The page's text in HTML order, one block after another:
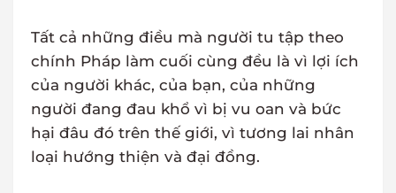
Tất cả những điều mà người tu tập theo
chính Pháp làm cuối cùng đều là vì lợi ích
của người khác, của bạn, của những
người đang đau khổ vì bị vu oan và bức
hại đâu đó trên thế giới, vì tương lai nhân
loại hướng thiện và đại đồng.